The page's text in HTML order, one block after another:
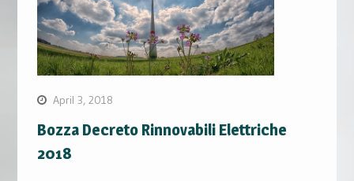
April 3, 2018
Bozza Decreto Rinnovabili Elettriche
2018